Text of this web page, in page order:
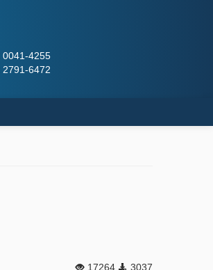
0041-4255
2791-6472
17264 3037